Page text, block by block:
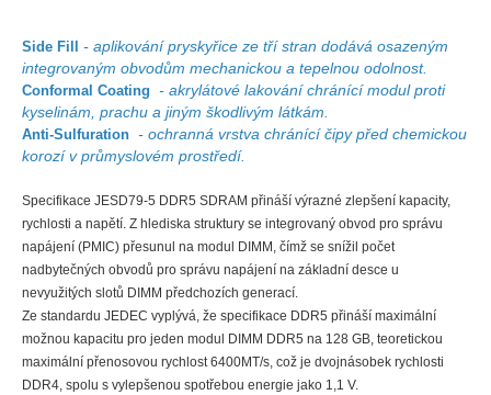
Side Fill
- aplikování pryskyřice ze tří stran dodává osazeným
integrovaným obvodům mechanickou a tepelnou odolnost.
Conformal Coating - akrylátové lakování chránící modul proti
kyselinám, prachu a jiným škodlivým látkám.
Anti-Sulfuration - ochranná vrstva chránící čipy před chemickou
korozí v průmyslovém prostředí.
Specifikace JESD79-5 DDR5 SDRAM přináší výrazné zlepšení kapacity,
rychlosti a napětí. Z hlediska struktury se integrovaný obvod pro správu
napájení (PMIC) přesunul na modul DIMM, čímž se snížil počet
nadbytečných obvodů pro správu napájení na základní desce u
nevyužitých slotů DIMM předchozích generací.
Ze standardu JEDEC vyplývá, že specifikace DDR5 přináší maximální
možnou kapacitu pro jeden modul DIMM DDR5 na 128 GB, teoretickou
maximální přenosovou rychlost 6400MT/s, což je dvojnásobek rychlosti
DDR4, spolu s vylepšenou spotřebou energie jako 1,1 V.